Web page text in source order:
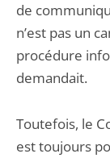
de
n’est pas un
procédure
demandait.
Toutefois, le
est toujours